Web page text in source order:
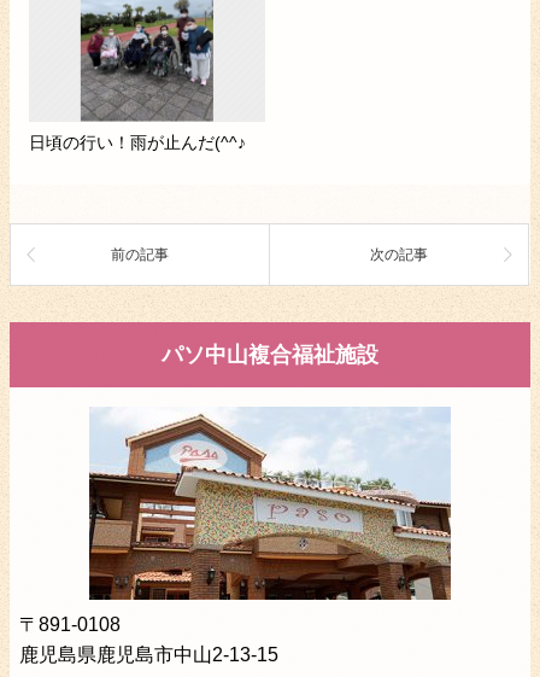
日頃の行い！雨が止んだ(^^♪
前の記事 次の記事
パソ中山複合福祉施設
〒891-0108
鹿児島県鹿児島市中山2-13-15